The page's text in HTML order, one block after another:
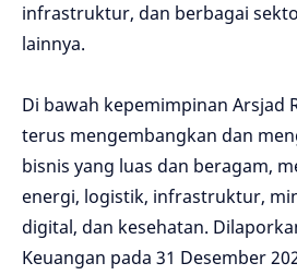
infrastruktur, dan berbagai
lainnya.
Di bawah kepemimpinan Arsjad
terus mengembangkan dan
bisnis yang luas dan beragam,
energi, logistik, infrastruktur,
digital, dan kesehatan.
Keuangan pada 31 Desember